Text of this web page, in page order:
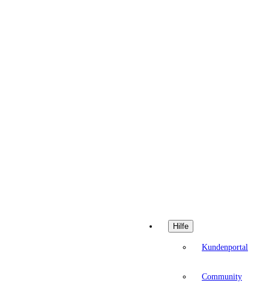
Hilfe
Kundenportal
Community